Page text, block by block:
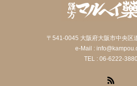
〒541-0045 大阪府大阪市中央区
e-Mail :
TEL : 06-6222-